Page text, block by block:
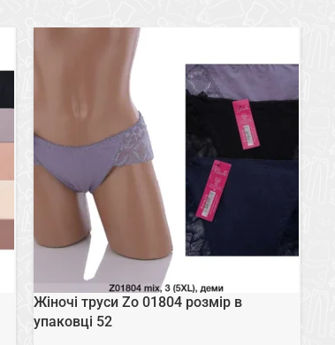
Жіночі труси Zo 01804 розмір в
упаковці 52